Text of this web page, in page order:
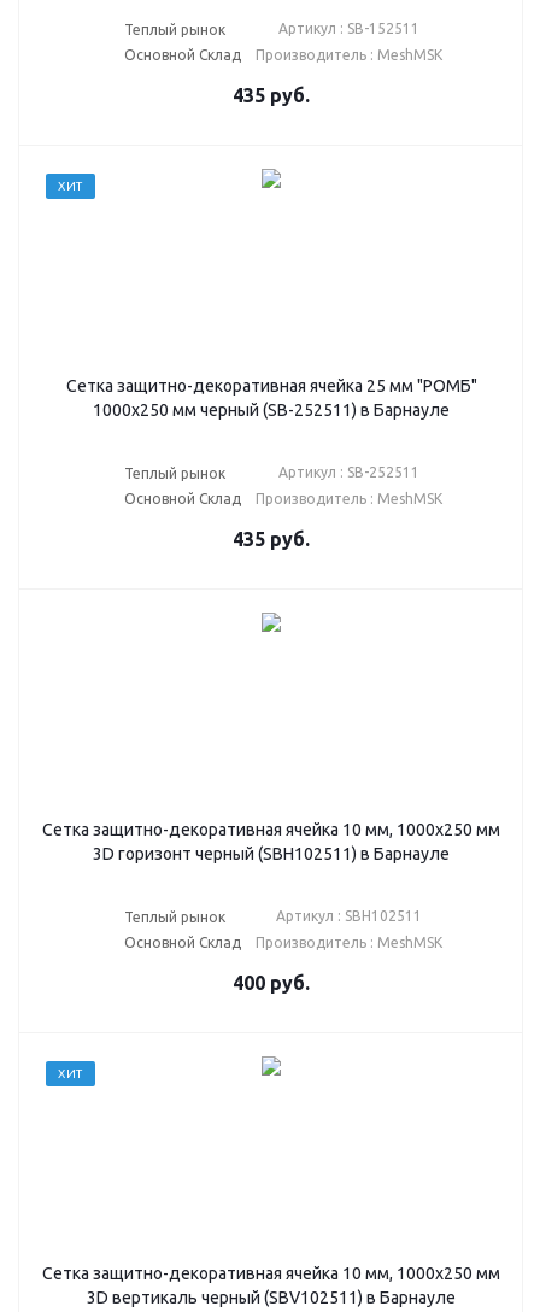
Теплый рынок
Основной Склад
Артикул : SB-152511
Производитель : MeshMSK
435 руб.
ХИТ
Сетка защитно-декоративная ячейка 25 мм "РОМБ"
1000х250 мм черный (SB-252511) в Барнауле
Теплый рынок
Основной Склад
Артикул : SB-252511
Производитель : MeshMSK
435 руб.
Сетка защитно-декоративная ячейка 10 мм, 1000х250 мм
3D горизонт черный (SBH102511) в Барнауле
Теплый рынок
Основной Склад
Артикул : SBH102511
Производитель : MeshMSK
400 руб.
ХИТ
Сетка защитно-декоративная ячейка 10 мм, 1000х250 мм
3D вертикаль черный (SBV102511) в Барнауле